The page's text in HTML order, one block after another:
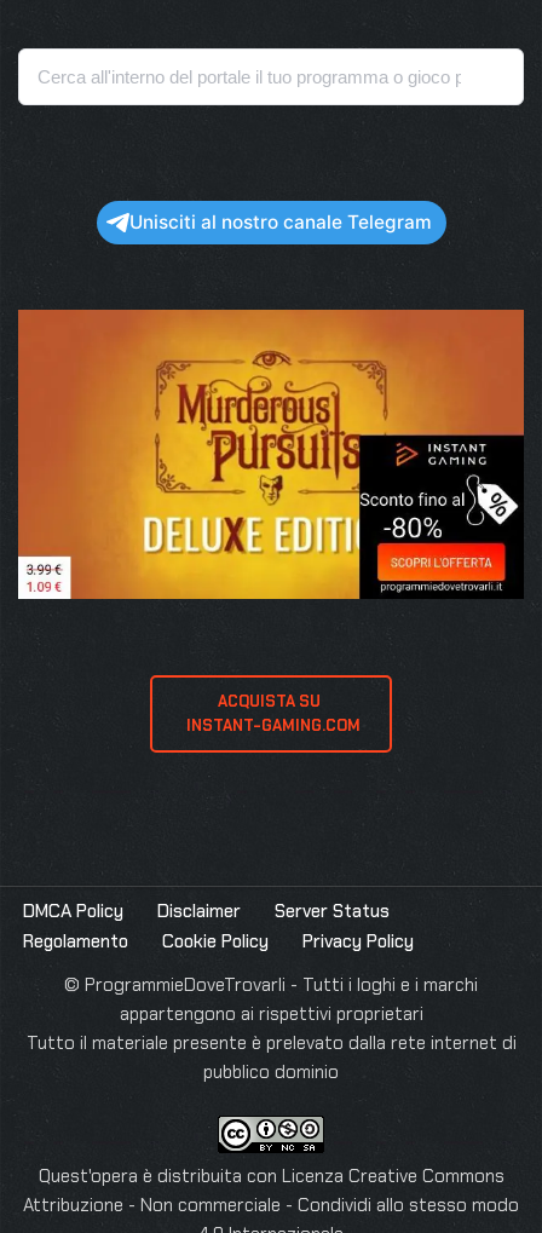
Unisciti al nostro canale Telegram
ACQUISTA SU
INSTANT-GAMING.COM
DMCA Policy Disclaimer
Server Status
Regolamento
Cookie Policy
Privacy Policy
© ProgrammieDoveTrovarli - Tutti i loghi e i marchi
appartengono ai rispettivi proprietari
Tutto il materiale presente è prelevato dalla rete internet di
pubblico dominio
Quest'opera è distribuita con Licenza Creative Commons
Attribuzione - Non commerciale - Condividi allo stesso modo